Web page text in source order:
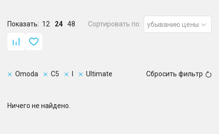
Показать: 12 24 48 Сортировать по: убыванию цены
Omoda C5 Ultimate Сбросить фильтр
Ничего не найдено.